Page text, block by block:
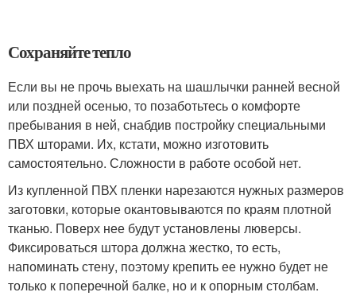
Сохраняйте тепло
Если вы не прочь выехать на шашлычки ранней весной
или поздней осенью, то позаботьтесь о комфорте
пребывания в ней, снабдив постройку специальными
ПВХ шторами. Их, кстати, можно изготовить
самостоятельно. Сложности в работе особой нет.
Из купленной ПВХ пленки нарезаются нужных размеров
заготовки, которые окантовываются по краям плотной
тканью. Поверх нее будут установлены люверсы.
Фиксироваться штора должна жестко, то есть,
напоминать стену, поэтому крепить ее нужно будет не
только к поперечной балке, но и к опорным столбам.